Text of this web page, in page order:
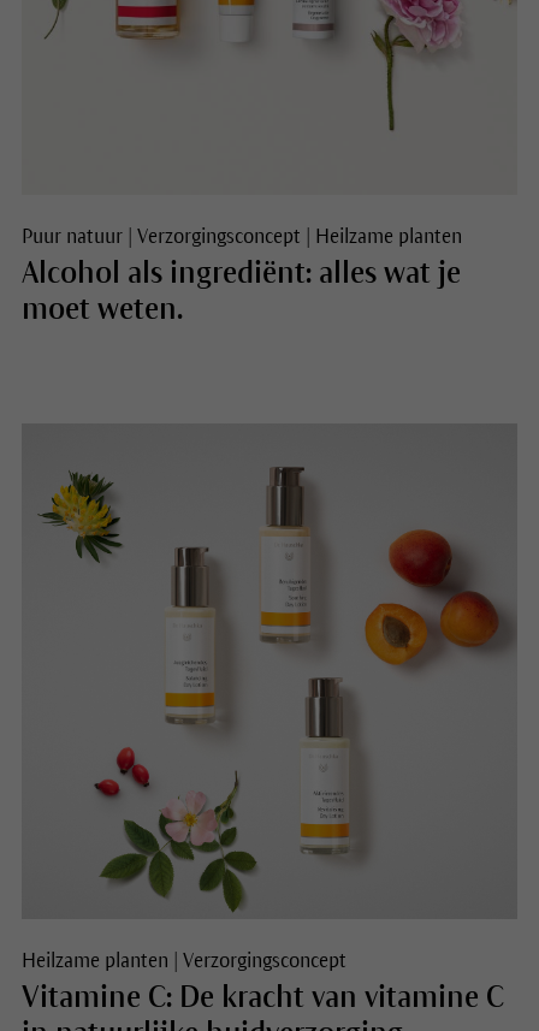
Puur natuur| Verzorgingsconcept Heilzame planten
Alcohol als ingrediënt: alles wat je
moet weten.
Heilzame planten Verzorgingsconcept
Vitamine C: De kracht van vitamine C